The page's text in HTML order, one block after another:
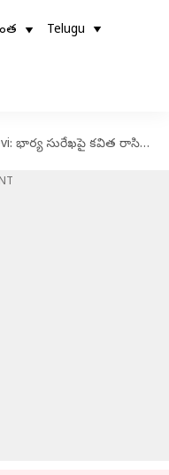
Telugu
కవిత రాసిన చిరంజీవి... సోషల్ మీడియా పోస్టు వైరల్